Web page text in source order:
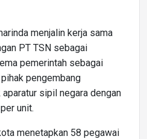
menjalin kerja sama
PT TSN sebagai
pemerintah sebagai
pengembang
sipil negara dengan
unit.
menetapkan 58 pegawai